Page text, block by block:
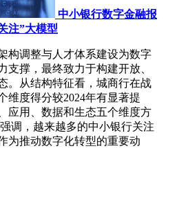
中小银行数字金融报
注”大模型
构调整与人才体系建设为数字
支撑，最终致力于构建开放、
。从结构特征看，城商行在战
维度得分较2024年有显著提
应用、数据和生态五个维度方
调，越来越多的中小银行关注
为推动数字化转型的重要动